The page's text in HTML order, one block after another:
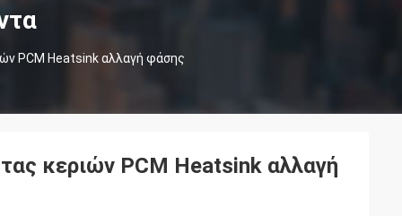
PCM Heatsink αλλαγή φάσης
κεριών PCM Heatsink αλλαγή